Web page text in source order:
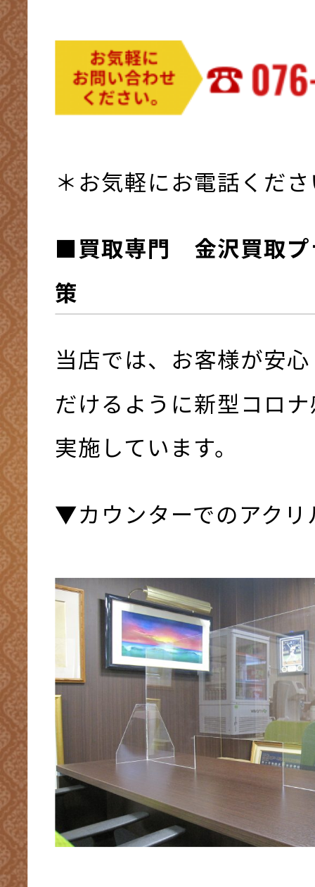
＊お気軽にお電話くだ
■買取専門 金沢買取プ
策
当店では、お客様が安
だけるように新型コロ
実施しています。
▼カウンターでのアクリ